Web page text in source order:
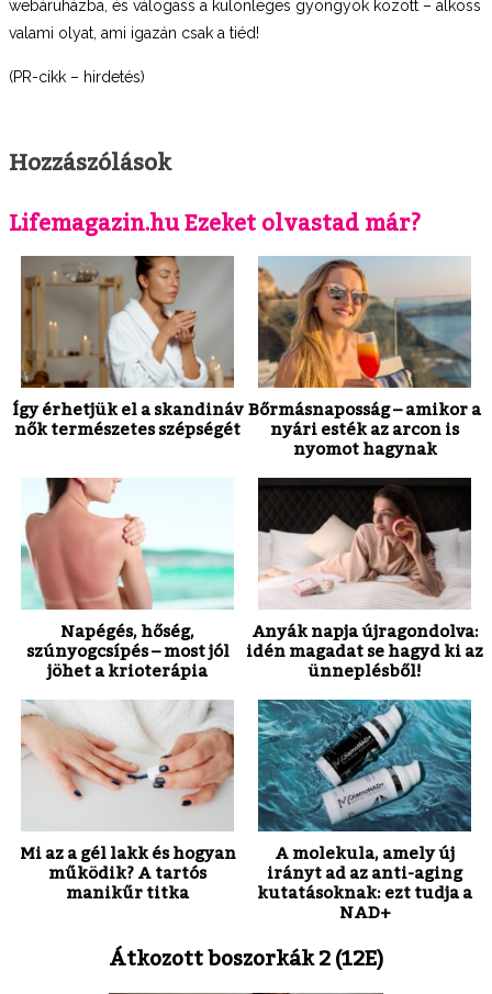
webáruházba, és válogass a különleges gyöngyök között – alkoss
valami olyat, ami igazán csak a tiéd!
(PR-cikk – hirdetés)
Hozzászólások
Lifemagazin.hu Ezeket olvastad már?
Így érhetjük el a skandináv
nők természetes szépségét
Bőrmásnaposság – amikor a
nyári esték az arcon is
nyomot hagynak
Napégés, hőség,
szúnyogcsípés – most jól
jöhet a krioterápia
Anyák napja újragondolva:
idén magadat se hagyd ki az
ünneplésből!
Mi az a gél lakk és hogyan
működik? A tartós
manikűr titka
A molekula, amely új
irányt ad az anti-aging
kutatásoknak: ezt tudja a
NAD+
Átkozott boszorkák 2 (12E)